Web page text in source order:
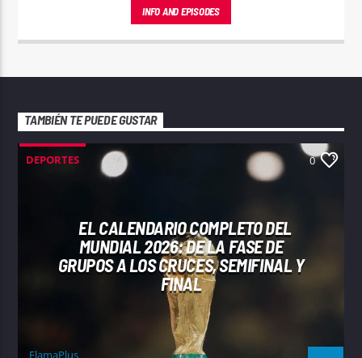
INFO AND EPISODES
TAMBIÉN TE PUEDE GUSTAR
DEPORTES 0
EL CALENDARIO COMPLETO DEL
MUNDIAL 2026: DE LA FASE DE
GRUPOS A LOS CRUCES, SEMIFINAL Y
FINAL
FlamaPlus